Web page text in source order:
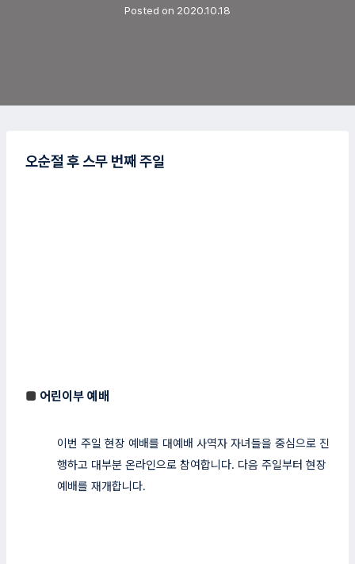
Posted on 2020.10.18
오순절 후 스무 번째 주일
■ 어린이부 예배
이번 주일 현장 예배를 대예배 사역자 자녀들을 중심으로 진
행하고 대부분 온라인으로 참여합니다. 다음 주일부터 현장
예배를 재개합니다.